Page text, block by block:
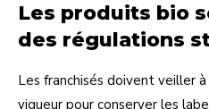
Les produits bio
des régulations
Les franchisés doivent veiller
vigueur pour conserver les